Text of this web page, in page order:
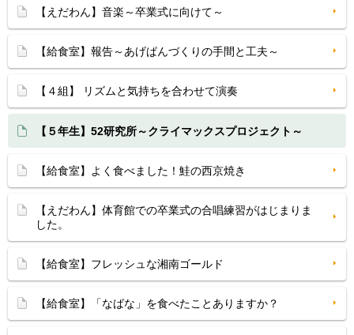
【えだわん】音楽～卒業式に向けて～
【給食室】報告～あげぱんづくりの手間と工夫～
【４組】 リズムと気持ちを合わせて演奏
【５年生】52研究所～クライマックスプロジェクト～
【給食室】よく食べました！鮭の西京焼き
【えだわん】体育館での卒業式の合唱練習がはじまりま
した。
【給食室】フレッシュな湘南ゴールド
【給食室】「なばな」を食べたことありますか？